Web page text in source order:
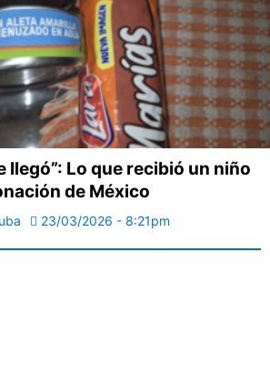
llegó”: Lo que recibió un niño
de México
23/03/2026 - 8:21pm